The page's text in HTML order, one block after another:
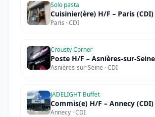
Solo pasta
Cuisinier(ère) H/F – Paris (CDI)
Paris · CDI
Crousty Corner
Poste H/F – Asnières-sur-
Asnières-sur-Seine · CDI
JADELIGHT Buffet
Commis(e) H/F – Annecy (CDI)
Annecy · CDI